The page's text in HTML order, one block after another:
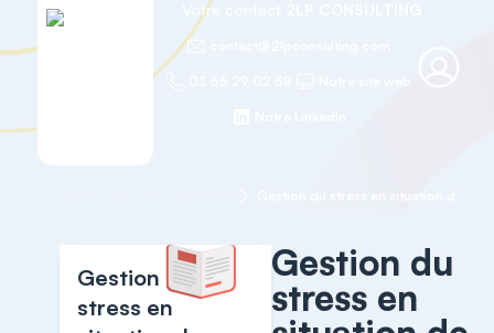
Votre contact
Gestion du
stress en
Gestion du
stress en